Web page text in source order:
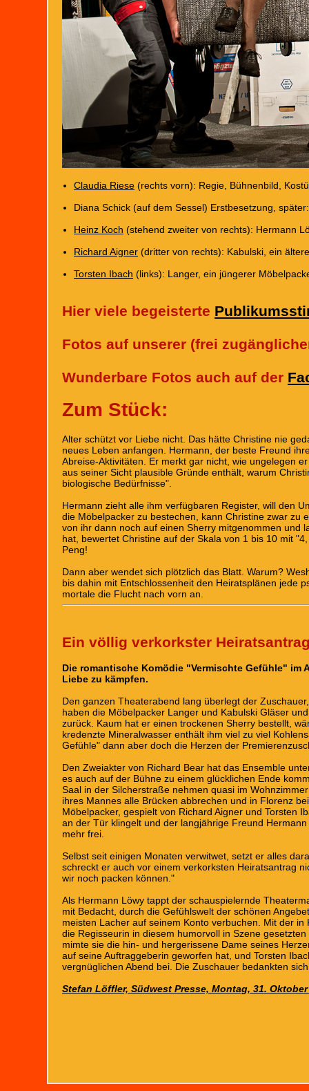
Claudia Riese (rechts vorn): Regie, Bühnenbild,
Diana Schick (auf dem Sessel) Erstbesetzung,
Heinz Koch (stehend zweiter von rechts): Hermann
Richard Aigner (dritter von rechts): Kabulski, ein
Torsten Ibach (links): Langer, ein jüngerer
Hier viele begeisterte
Fotos auf unserer (frei
Wunderbare Fotos auch auf der
Zum Stück:
Alter schützt vor Liebe nicht. Das hätte Christine nie
neues Leben anfangen. Hermann, der beste Freund
Abreise-Aktivitäten. Er merkt gar nicht, wie ungelegen
aus seiner Sicht plausible Gründe enthält, warum
biologische Bedürfnisse".
Hermann zieht alle ihm verfügbaren Register, will den
die Möbelpacker zu bestechen, kann Christine zwar zu
von ihr dann noch auf einen Sherry mitgenommen und
hat, bewertet Christine auf der Skala von 1 bis 10 mit
Peng!
Dann aber wendet sich plötzlich das Blatt. Warum?
bis dahin mit Entschlossenheit den Heiratsplänen jede
mortale die Flucht nach vorn an.
Ein völlig verkorkster
Die romantische Komödie "Vermischte Gefühle"
Liebe zu kämpfen.
Den ganzen Theaterabend lang überlegt der
haben die Möbelpacker Langer und Kabulski Gläser
zurück. Kaum hat er einen trockenen Sherry bestellt,
kredenzte Mineralwasser enthält ihm viel zu viel
Gefühle" dann aber doch die Herzen der
Den Zweiakter von Richard Bear hat das Ensemble
es auch auf der Bühne zu einem glücklichen Ende
Saal in der Silcherstraße nehmen quasi im
ihres Mannes alle Brücken abbrechen und in Florenz
Möbelpacker, gespielt von Richard Aigner und Torsten
an der Tür klingelt und der langjährige Freund
mehr frei.
Selbst seit einigen Monaten verwitwet, setzt er alles
schreckt er auch vor einem verkorksten Heiratsantrag
wir noch packen können."
Als Hermann Löwy tappt der schauspielernde
mit Bedacht, durch die Gefühlswelt der schönen
meisten Lacher auf seinem Konto verbuchen. Mit der
die Regisseurin in diesem humorvoll in Szene
mimte sie die hin- und hergerissene Dame seines
auf seine Auftraggeberin geworfen hat, und Torsten
vergnüglichen Abend bei. Die Zuschauer bedankten
Stefan Löffler, Südwest Presse, Montag, 31. Oktober